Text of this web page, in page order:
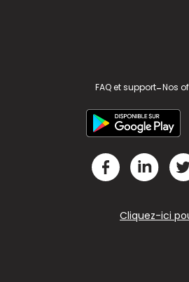
FAQ et support-Nos
Cliquez-ici